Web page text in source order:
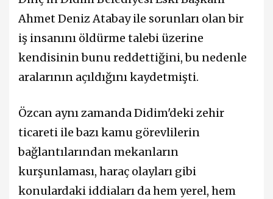
Ahmet Deniz Atabay ile sorunları olan bir
iş insanını öldürme talebi üzerine
kendisinin bunu reddettiğini, bu nedenle
aralarının açıldığını kaydetmişti.
Özcan aynı zamanda Didim'deki zehir
ticareti ile bazı kamu görevlilerin
bağlantılarından mekanların
kurşunlaması, haraç olayları gibi
konulardaki iddiaları da hem yerel, hem